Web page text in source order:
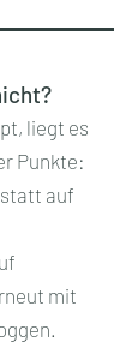
liegt es
Punkte:
statt auf
mit